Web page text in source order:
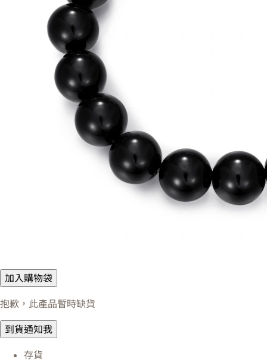
加入購物袋
抱歉，此產品暫時缺貨
到貨通知我
存貨